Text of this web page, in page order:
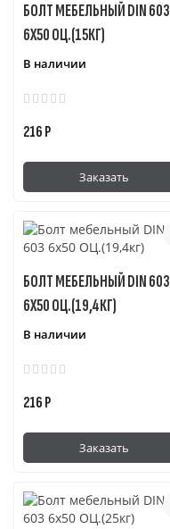
БОЛТ МЕБЕЛЬНЫЙ DIN 603
6Х50 ОЦ.(15КГ)
В наличии
216 Р
Заказать
БОЛТ МЕБЕЛЬНЫЙ DIN 603
6Х50 ОЦ.(19,4КГ)
В наличии
216 Р
Заказать